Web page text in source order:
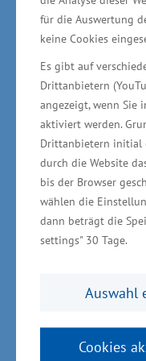
für die Auswertung
keine Cookies
Es gibt auf
Drittanbietern
angezeigt, wenn Sie
aktiviert werden.
Drittanbietern initial
durch die Website
bis der Browser
wählen die
dann beträgt die
settings" 30 Tage.
Auswahl
Cookies
zur Unterstützung
Ganzheitlicher
Infrastruktur
Im Rahmen des
Bürgermeister
und den
Heiko Miraß über
Wolgast. Ziel ist
und zukünftige
maritimen